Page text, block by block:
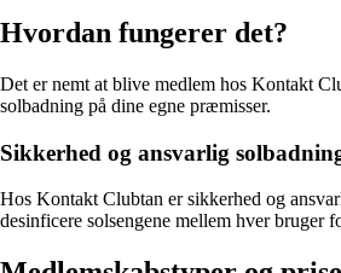
Hvordan fungerer det?
Det er nemt at blive medlem hos Kontakt
solbadning på dine egne præmisser.
Sikkerhed og ansvarlig
Hos Kontakt Clubtan er sikkerhed og
desinficere solsengene mellem hver bruger